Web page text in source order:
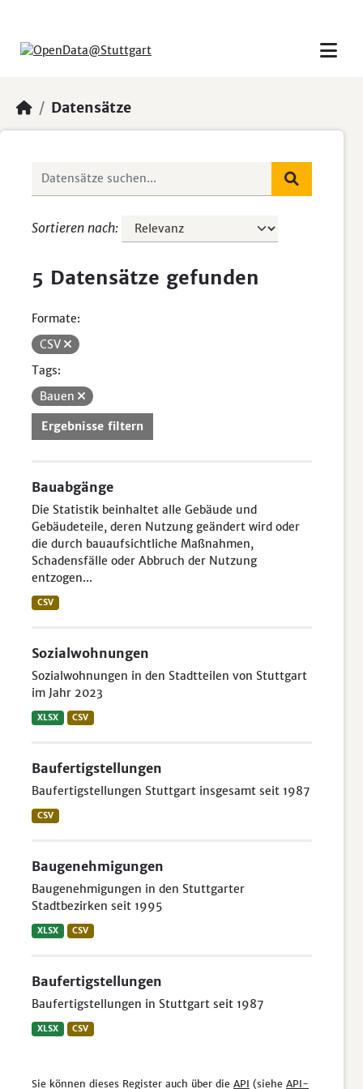
Datensätze
Sortieren nach
5 Datensätze gefunden
Formate:
CSV
Tags:
Bauen
Ergebnisse filtern
Bauabgänge
Die Statistik beinhaltet alle Gebäude und
Gebäudeteile, deren Nutzung geändert wird oder
die durch bauaufsichtliche Maßnahmen,
Schadensfälle oder Abbruch der Nutzung
entzogen...
CSV
Sozialwohnungen
Sozialwohnungen in den Stadtteilen von Stuttgart
im Jahr 2023
XLSX CSV
Baufertigstellungen
Baufertigstellungen Stuttgart insgesamt seit 1987
CSV
Baugenehmigungen
Baugenehmigungen in den Stuttgarter
Stadtbezirken seit 1995
XLSX CSV
Baufertigstellungen
Baufertigstellungen in Stuttgart seit 1987
XLSX CSV
Sie können dieses Register auch über die API (siehe API-